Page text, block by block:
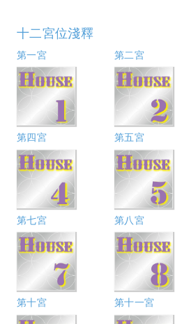
十二宮位淺釋
第一宮 第二宮
第四宮 第五宮
第七宮 第八宮
第十宮 第十一宮